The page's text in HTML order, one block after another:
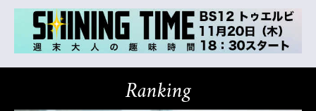
Ranking